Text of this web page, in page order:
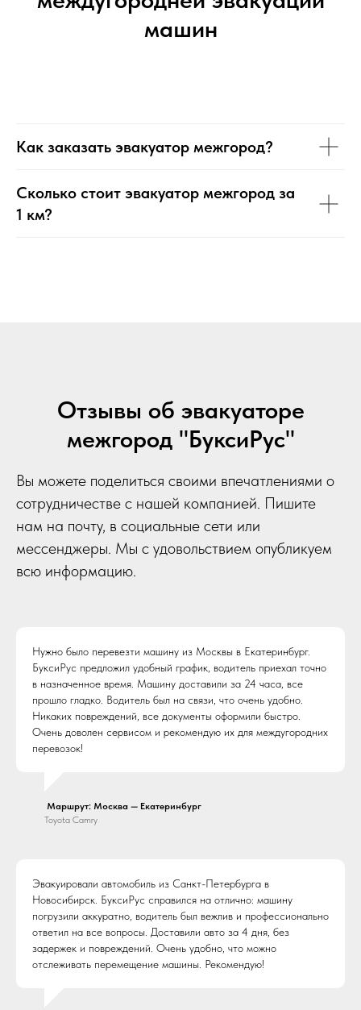
машин
Как заказать эвакуатор межгород?
Сколько стоит эвакуатор межгород за
1 км?
Отзывы об эвакуаторе
межгород "БуксиРус"
Вы можете поделиться своими впечатлениями о
сотрудничестве с нашей компанией. Пишите
нам на почту, в социальные сети или
мессенджеры. Мы с удовольствием опубликуем
всю информацию.
Нужно было перевезти машину из Москвы в Екатеринбург.
БуксиРус предложил удобный график, водитель приехал точно
в назначенное время. Машину доставили за 24 часа, все
прошло гладко. Водитель был на связи, что очень удобно.
Никаких повреждений, все документы оформили быстро.
Очень доволен сервисом и рекомендую их для междугородних
перевозок!
Маршрут: Москва — Екатеринбург
Toyota Camry
Эвакуировали автомобиль из Санкт-Петербурга в
Новосибирск. БуксиРус справился на отлично: машину
погрузили аккуратно, водитель был вежлив и профессионально
ответил на все вопросы. Доставили авто за 4 дня, без
задержек и повреждений. Очень удобно, что можно
отслеживать перемещение машины. Рекомендую!